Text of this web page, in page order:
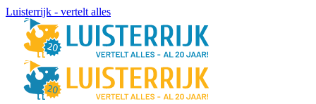
Luisterrijk - vertelt alles